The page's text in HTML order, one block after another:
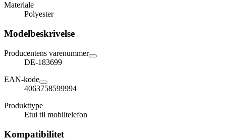
Materiale
Polyester
Modelbeskrivelse
Producentens varenummer
DE-183699
EAN-kode
4063758599994
Produkttype
Etui til mobiltelefon
Kompatibilitet